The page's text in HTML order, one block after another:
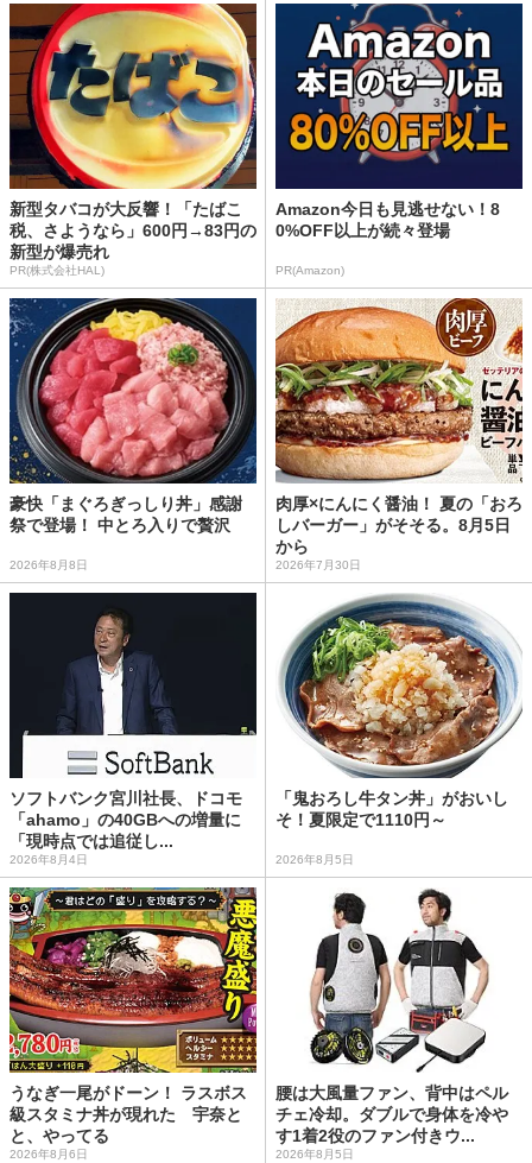
新型タバコが大反響！「たばこ
税、さようなら」600円→83円の
新型が爆売れ
PR(株式会社HAL)
Amazon今日も見逃せない！8
0%OFF以上が続々登場
PR(Amazon)
豪快「まぐろぎっしり丼」感謝
祭で登場！ 中とろ入りで贅沢
2026年8月8日
肉厚×にんにく醤油！ 夏の「おろ
しバーガー」がそそる。8月5日
から
2026年7月30日
ソフトバンク宮川社長、ドコモ
「ahamo」の40GBへの増量に
「現時点では追従し...
2026年8月4日
「鬼おろし牛タン丼」がおいし
そ！夏限定で1110円～
2026年8月5日
うなぎ一尾がドーン！ ラスボス
級スタミナ丼が現れた 宇奈と
と、やってる
2026年8月6日
腰は大風量ファン、背中はペル
チェ冷却。ダブルで身体を冷や
す1着2役のファン付きウ...
2026年8月5日